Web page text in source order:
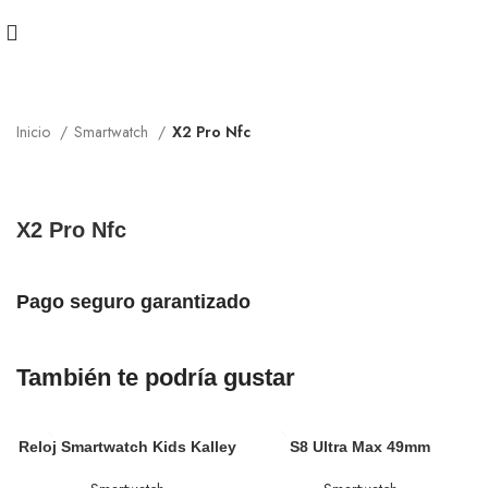
Inicio Smartwatch X2 Pro Nfc
X2 Pro Nfc
Pago seguro garantizado
También te podría gustar
Reloj Smartwatch Kids Kalley S8 Ultra Max 49mm